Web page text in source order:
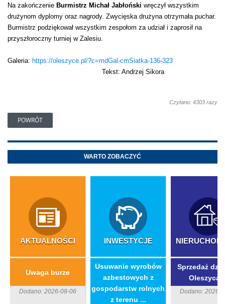
Na zakończenie Burmistrz Michał Jabłoński wręczył wszystkim
drużynom dyplomy oraz nagrody. Zwycięska drużyna otrzymała puchar.
Burmistrz podziękował wszystkim zespołom za udział i zaprosił na
przyszłoroczny turniej w Zalesiu.
Galeria: https://oleszyce.pl/?c=mdGal-cmSiatka-136-323
Tekst: Andrzej Sikora
Czytano: 4303 razy
POWRÓT
WARTO ZOBACZYĆ
AKTUALNOŚCI
Uwaga burze
Dodano: 2026-08-06
INWESTYCJE
​Usuwanie wyrobów
azbestowych z
gospodarstw rolnych
z terenu ...
Sprzedaż
Dodano: 2026-